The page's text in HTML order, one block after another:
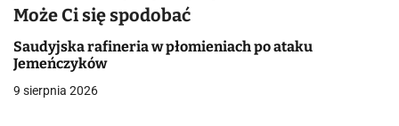
a
c
j
Może Ci się spodobać
Saudyjska rafineria w płomieniach po ataku
Jemeńczyków
9 sierpnia 2026